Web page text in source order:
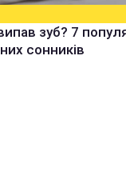
зуб? 7
сонників